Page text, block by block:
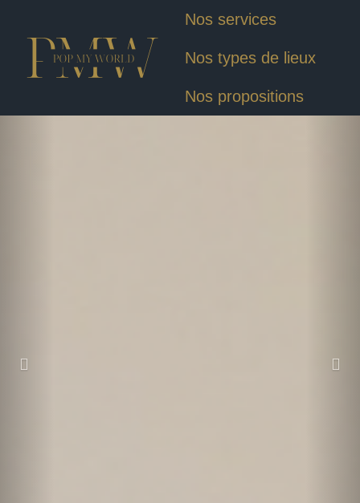
Nos services
Nos types de lieux
Nos propositions